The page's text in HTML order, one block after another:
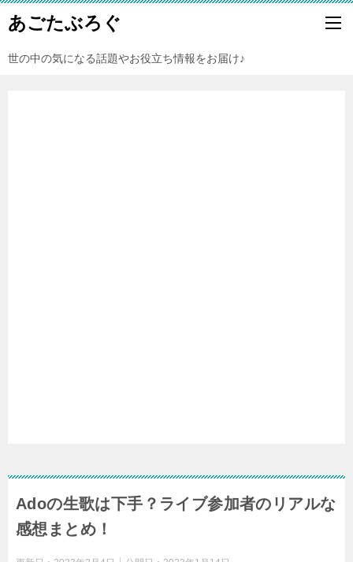
あごたぶろぐ
世の中の気になる話題やお役立ち情報をお届け♪
Adoの生歌は下手？ライブ参加者のリアルな
感想まとめ！